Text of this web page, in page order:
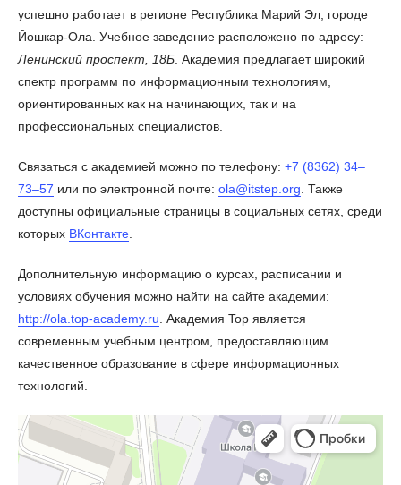
успешно работает в регионе Республика Марий Эл, городе
Йошкар-Ола. Учебное заведение расположено по адресу:
Ленинский проспект, 18Б . Академия предлагает широкий
спектр программ по информационным технологиям,
ориентированных как на начинающих, так и на
профессиональных специалистов.
Связаться с академией можно по телефону: +7 (8362) 34‒
73‒57 или по электронной почте: ola@itstep.org . Также
доступны официальные страницы в социальных сетях, среди
которых ВКонтакте
Дополнительную информацию о курсах, расписании и
условиях обучения можно найти на сайте академии:
http://ola.top-academy.ru . Академия Top является
современным учебным центром, предоставляющим
качественное образование в сфере информационных
технологий.